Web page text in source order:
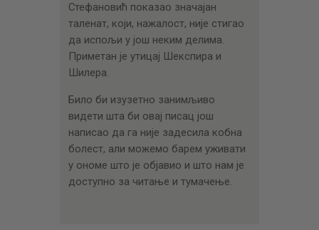
Стефановић показао значајан
таленат, који, нажалост, није стигао
да испољи у још неким делима.
Приметан је утицај Шекспира и
Шилера.
Било би изузетно занимљиво
видети шта би овај писац још
написао да га није задесила кобна
болест, али можемо барем уживати
у ономе што је објавио и што нам је
доступно за читање и тумачење.